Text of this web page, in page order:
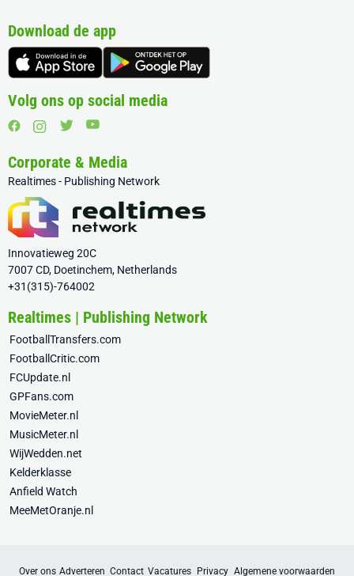
Download de app
Volg ons op social media
Corporate & Media
Realtimes - Publishing Network
Innovatieweg 20C
7007 CD, Doetinchem, Netherlands
+31(315)-764002
Realtimes | Publishing Network
FootballTransfers.com
FootballCritic.com
FCUpdate.nl
GPFans.com
MovieMeter.nl
MusicMeter.nl
WijWedden.net
Kelderklasse
Anfield Watch
MeeMetOranje.nl
Over ons Adverteren Contact Vacatures Privacy Algemene voorwaarden